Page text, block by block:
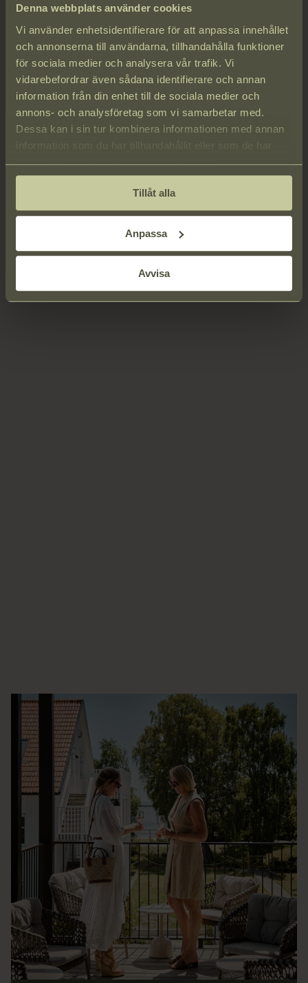
Denna webbplats använder cookies
Vi använder enhetsidentifierare för att anpassa innehållet
och annonserna till användarna, tillhandahålla funktioner
för sociala medier och analysera vår trafik. Vi
vidarebefordrar även sådana identifierare och annan
information från din enhet till de sociala medier och
annons- och analysföretag som vi samarbetar med.
Dessa kan i sin tur kombinera informationen med annan
samlat in när du har använt deras tjänster.
Tillåt alla
Anpassa
Avvisa
KONFERENS PÅ
STRANDVILLAN
Boka din konferens eller kick-off hos oss och låt havet bli både ert
teamkänsla – helt utan störande moment. En upplevelse som ger
resultat.